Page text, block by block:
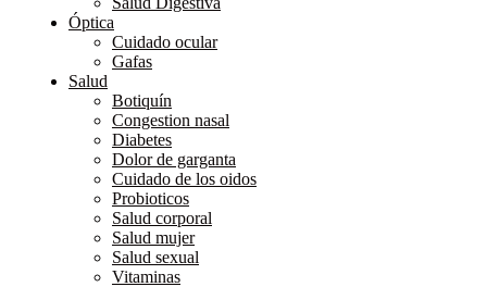
Óptica
Cuidado ocular
Gafas
Salud
Botiquín
Congestion nasal
Diabetes
Dolor de garganta
Cuidado de los oidos
Probioticos
Salud corporal
Salud mujer
Salud sexual
Vitaminas